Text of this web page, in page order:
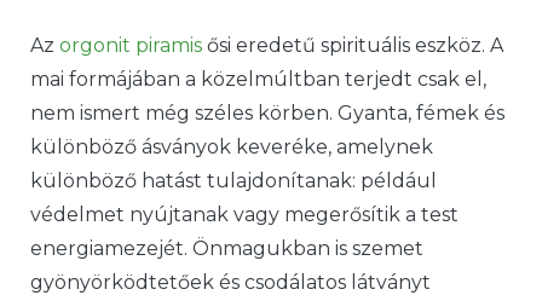
Az orgonit piramis ősi eredetű spirituális eszköz. A
mai formájában a közelmúltban terjedt csak el,
nem ismert még széles körben. Gyanta, fémek és
különböző ásványok keveréke, amelynek
különböző hatást tulajdonítanak: például
védelmet nyújtanak vagy megerősítik a test
energiamezejét. Önmagukban is szemet
gyönyörködtetőek és csodálatos látványt